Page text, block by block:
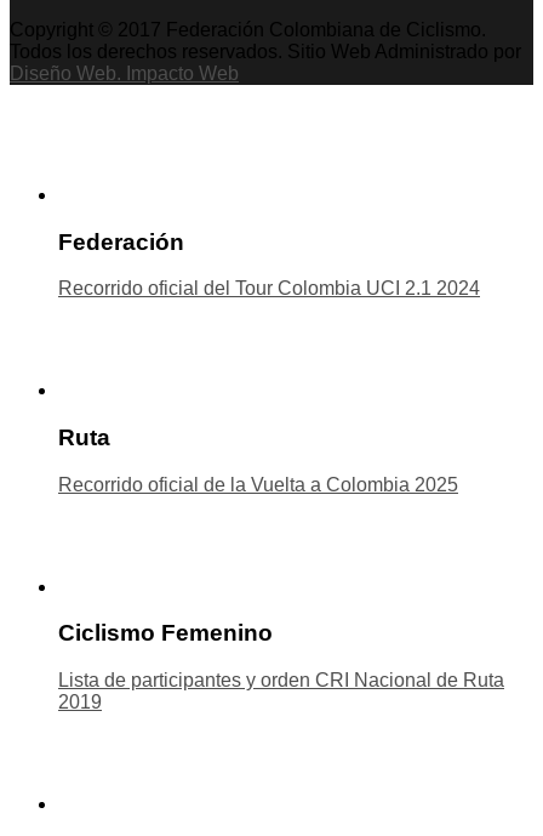
Copyright © 2017 Federación Colombiana de Ciclismo.
Todos los derechos reservados. Sitio Web Administrado por
Diseño Web. Impacto Web
Federación
Recorrido oficial del Tour Colombia UCI 2.1 2024
Ruta
Recorrido oficial de la Vuelta a Colombia 2025
Ciclismo Femenino
Lista de participantes y orden CRI Nacional de Ruta
2019